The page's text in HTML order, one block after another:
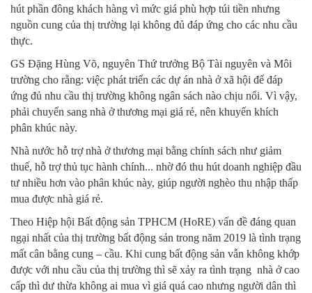
hút phần đông khách hàng vì mức giá phù hợp túi tiền nhưng
nguồn cung của thị trường lại không đủ đáp ứng cho các nhu cầu
thực.
GS Đặng Hùng Võ, nguyên Thứ trưởng Bộ Tài nguyên và Môi
trường cho rằng: việc phát triển các dự án nhà ở xã hội để đáp
ứng đủ nhu cầu thị trường không ngân sách nào chịu nổi. Vì vậy,
phải chuyển sang nhà ở thương mại giá rẻ, nên khuyến khích
phân khúc này.
Nhà nước hỗ trợ nhà ở thương mại bằng chính sách như giảm
thuế, hỗ trợ thủ tục hành chính... nhờ đó thu hút doanh nghiệp đầu
tư nhiều hơn vào phân khúc này, giúp người nghèo thu nhập thấp
mua được nhà giá rẻ.
Theo Hiệp hội Bất động sản TPHCM (HoRE) vấn đề đáng quan
ngại nhất của thị trường bất động sản trong năm 2019 là tình trạng
mất cân bằng cung – cầu. Khi cung bất động sản vẫn không khớp
được với nhu cầu của thị trường thì sẽ xảy ra tình trạng nhà ở cao
cấp thì dư thừa không ai mua vì giá quá cao nhưng người dân thì